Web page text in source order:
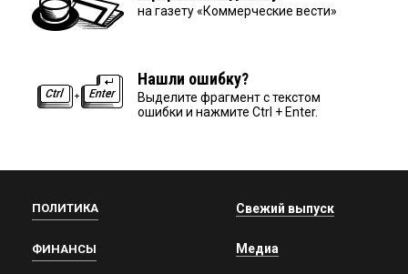
на газету «Коммерческие вести»
Нашли ошибку?
Выделите фрагмент с текстом
ошибки и нажмите Ctrl + Enter.
ПОЛИТИКА
ФИНАНСЫ
Свежий выпуск
Медиа